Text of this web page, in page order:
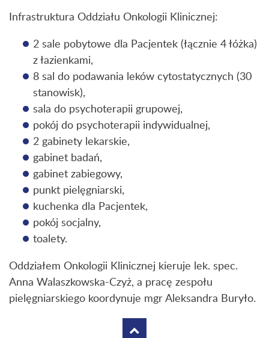
Infrastruktura Oddziału Onkologii Klinicznej:
2 sale pobytowe dla Pacjentek (łącznie 4 łóżka)
z łazienkami,
8 sal do podawania leków cytostatycznych (30
stanowisk),
sala do psychoterapii grupowej,
pokój do psychoterapii indywidualnej,
2 gabinety lekarskie,
gabinet badań,
gabinet zabiegowy,
punkt pielęgniarski,
kuchenka dla Pacjentek,
pokój socjalny,
toalety.
Oddziałem Onkologii Klinicznej kieruje lek. spec.
Anna Walaszkowska-Czyż, a pracę zespołu
pielęgniarskiego koordynuje mgr Aleksandra Buryło.